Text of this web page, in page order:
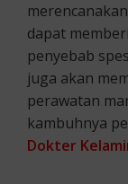
dapat
penyebab
juga akan
perawatan
kambuhnya
Dokter